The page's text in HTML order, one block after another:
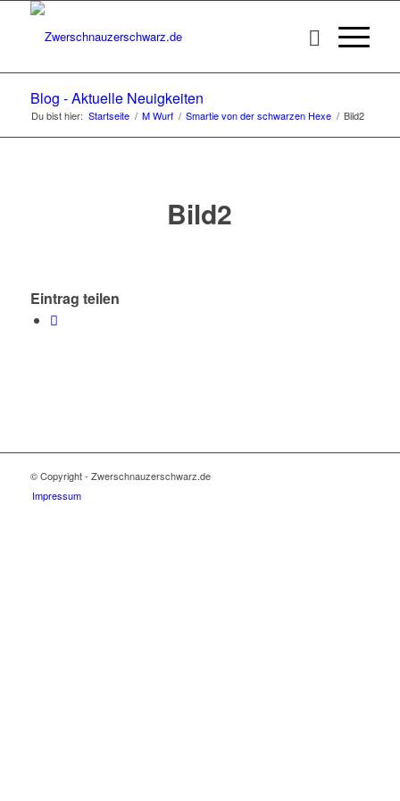
Blog - Aktuelle Neuigkeiten
Du bist hier: Startseite / M Wurf / Smartie von der schwarzen Hexe / Bild2
Bild2
Eintrag teilen
© Copyright - Zwerschnauzerschwarz.de
Impressum